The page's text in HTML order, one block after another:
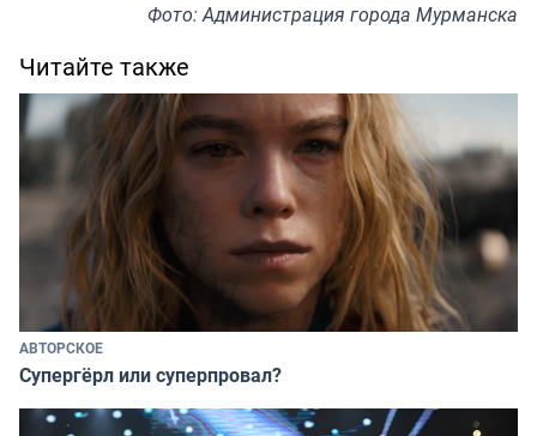
Фото: Администрация города Мурманска
Читайте также
АВТОРСКОЕ
Супергёрл или суперпровал?